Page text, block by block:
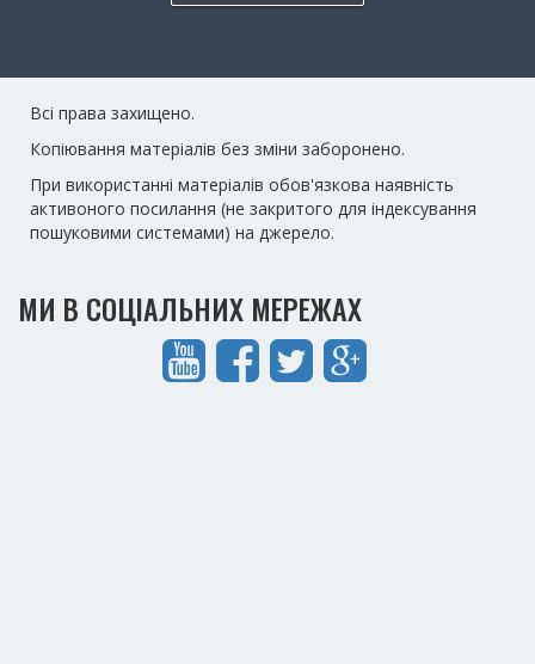
Всі права захищено.
Копіювання матеріалів без зміни заборонено.
При використанні матеріалів обов'язкова наявність
активоного посилання (не закритого для індексування
пошуковими системами) на джерело.
МИ В СОЦІАЛЬНИХ МЕРЕЖАХ